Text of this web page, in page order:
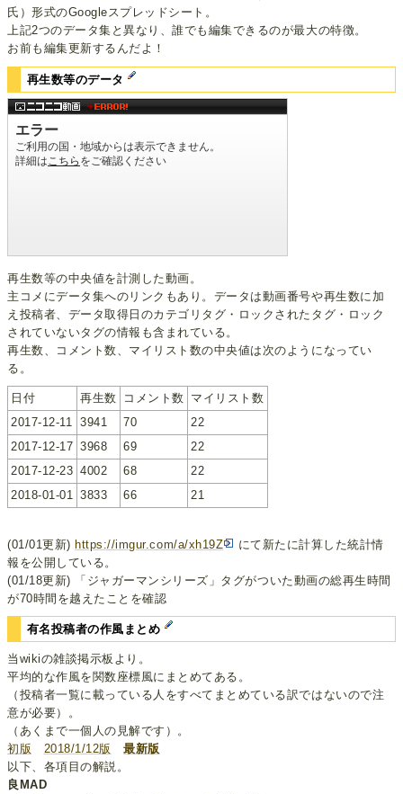
氏）形式のGoogleスプレッドシート。
上記2つのデータ集と異なり、誰でも編集できるのが最大の特徴。
お前も編集更新するんだよ！
再生数等のデータ
再生数等の中央値を計測した動画。
主コメにデータ集へのリンクもあり。データは動画番号や再生数に加
え投稿者、データ取得日のカテゴリタグ・ロックされたタグ・ロック
されていないタグの情報も含まれている。
再生数、コメント数、マイリスト数の中央値は次のようになってい
る。
日付 再生数 コメント数 マイリスト数
2017-12-11 3941 70
22
2017-12-17 3968 69
22
2017-12-23 4002 68
22
2018-01-01 3833 66 21
(01/01更新)https://imgur.com/a/xh19Z
にて新たに計算した統計情
報を公開している。
(01/18更新) 「ジャガーマンシリーズ」タグがついた動画の総再生時間
が70時間を越えたことを確認
有名投稿者の作風まとめ
当wikiの雑談掲示板より。
平均的な作風を関数座標風にまとめてある。
（投稿者一覧に載っている人をすべてまとめている訳ではないので注
意が必要）。
（あくまで一個人の見解です）。
初版
2018/1/12版
最新版
以下、各項目の解説。
良MAD